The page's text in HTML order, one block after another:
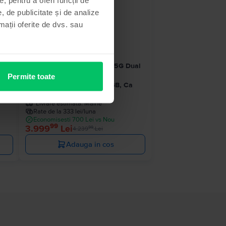
de publicitate și de analize
oferite de dvs. sau
Permite toate
- 240 Lei
Samsung Galaxy S25 Ultra 5G Dual
Sim
Titanium Silver Blue, 256 GB, Ca
Livrare estimata:Maine
Rate de la 333 lei/luna
Economisesti 700 Lei vs Nou
3.99999 Lei4.23999Lei
Adauga in cos